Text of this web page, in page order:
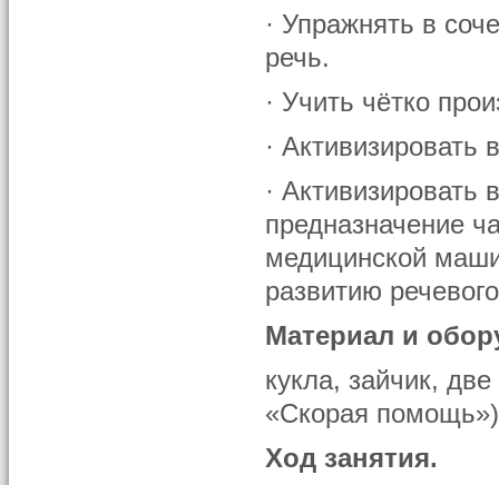
· Упражнять в
речь.
· Учить чётко
· Активизировать
·
предназначение
медицинской
развитию
Материал и
кукла, зайчик,
«Скорая
Ход занятия.